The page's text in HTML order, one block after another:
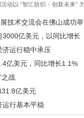
动以 “智汇纺织・创新未来”
技术交流会在佛山成功举
亿美元，以同比增长
济运行稳中承压
亿美元，同比增长1.1%
之战
亿美元
运行基本平稳